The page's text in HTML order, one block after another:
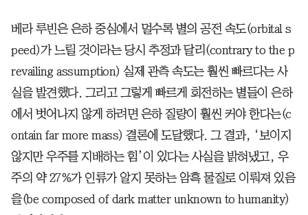
베라 루빈은 은하 중심에서 멀수록 별의 공전 속도(orbital s
peed)가 느릴 것이라는 당시 추정과 달리(contrary to the p
revailing assumption) 실제 관측 속도는 훨씬 빠르다는 사
실을 발견했다. 그리고 그렇게 빠르게 회전하는 별들이 은하
에서 벗어나지 않게 하려면 은하 질량이 훨씬 커야 한다는(c
ontain far more mass) 결론에 도달했다. 그 결과, ‘보이지
않지만 우주를 지배하는 힘’이 있다는 사실을 밝혀냈고, 우
주의 약 27%가 인류가 알지 못하는 암흑 물질로 이뤄져 있음
을(be composed of dark matter unknown to humanity)